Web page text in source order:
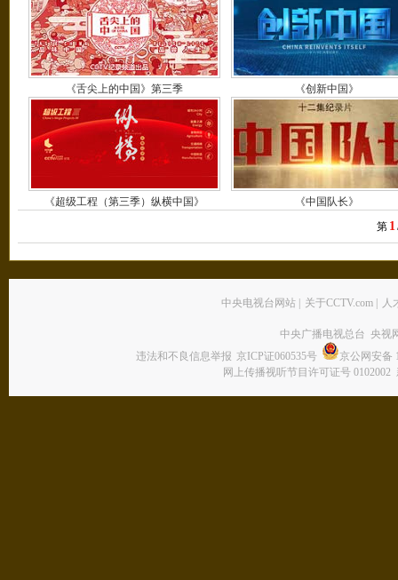
《舌尖上的中国》第三季 《创新中国》
《超级工程（第三季）纵横中国》
《中国队长》
第 1
中央电视台网站 关于CCTV.com 人
中央广播电视总台 央视
违法和不良信息举报 京ICP证060535号
京公网安备
网上传播视听节目许可证号 0102002